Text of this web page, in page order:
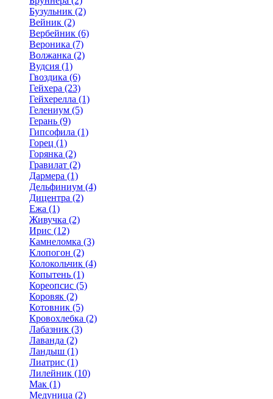
Бузульник (2)
Вейник (2)
Вербейник (6)
Вероника (7)
Волжанка (2)
Вудсия (1)
Гвоздика (6)
Гейхера (23)
Гейхерелла (1)
Гелениум (5)
Герань (9)
Гипсофила (1)
Горец (1)
Горянка (2)
Гравилат (2)
Дармера (1)
Дельфиниум (4)
Дицентра (2)
Ежа (1)
Живучка (2)
Ирис (12)
Камнеломка (3)
Клопогон (2)
Колокольчик (4)
Копытень (1)
Кореопсис (5)
Коровяк (2)
Котовник (5)
Кровохлебка (2)
Лабазник (3)
Лаванда (2)
Ландыш (1)
Лиатрис (1)
Лилейник (10)
Мак (1)
Медуница (2)